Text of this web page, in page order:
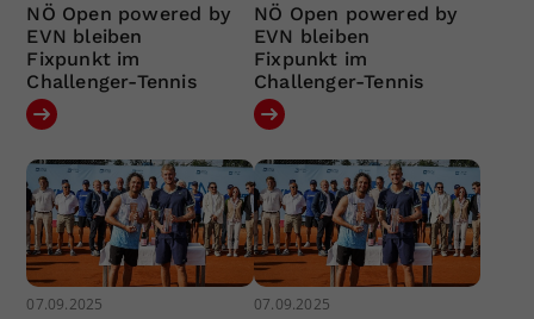
NÖ Open powered by
EVN bleiben
Fixpunkt im
Challenger-Tennis
NÖ Open powered by
EVN bleiben
Fixpunkt im
Challenger-Tennis
07.09.2025 07.09.2025